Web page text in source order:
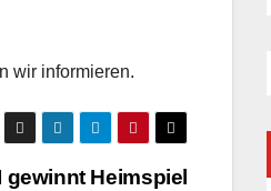
wir informieren.
gewinnt Heimspiel